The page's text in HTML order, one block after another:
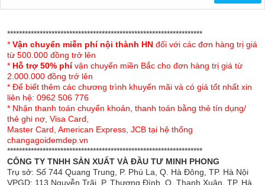
Hãng sản xuất: Everhome
Chất liệu: 100% cao su tự nhiên
Cấu trúc: Bề mặt đệm có các gai massage
Mô tả sản phẩm:
Cấu trúc thông minh: Nhờ cấu trúc phần lõi với sự liên
kết chặt chẽ, ép tỷ trọng cao, siêu đàn hồi, tạo cho bề mặt
đệm luôn phẳng, không gây xẹp lún, giúp tuần hoàn máu
tốt hơn. Thiết kế bọt hở cùng hàng triệu lỗ thông hơi phân
phối đều trên 2 bề mặt của đệm giúp đệm luôn thông
thoáng, sử dụng được quanh năm mang đến cho bạn sự
dễ chịu và tiện ích.
******************************************************************
* Vận chuyển miễn phí nội thành HN đối với các đơn hàng trị giá
từ 500.000 đồng trở lên
* Hỗ trợ 50% phívận chuyển miền Bắc cho đơn hàng trị giá từ
2.000.000 đồng trở lên
* Để biết thêm các chương trình khuyến mãi và có giá tốt nhất xin
liên hệ: 0962 506 776
* Nhận thanh toán chuyển khoản, thanh toán bằng thẻ tín dụng/
thẻ ghi nợ, Visa Card,
Master Card, American Express, JCB tại hệ thống
changagoidemdep.vn
******************************************************************
CÔNG TY TNHH SẢN XUẤT VÀ ĐẦU TƯ MINH PHONG
Trụ sở: Số 744 Quang Trung, P. Phú La, Q. Hà Đông, TP. Hà Nội
VPGD: 113 Nguyễn Trãi, P. Thượng Đình, Q. Thanh Xuân, TP. Hà